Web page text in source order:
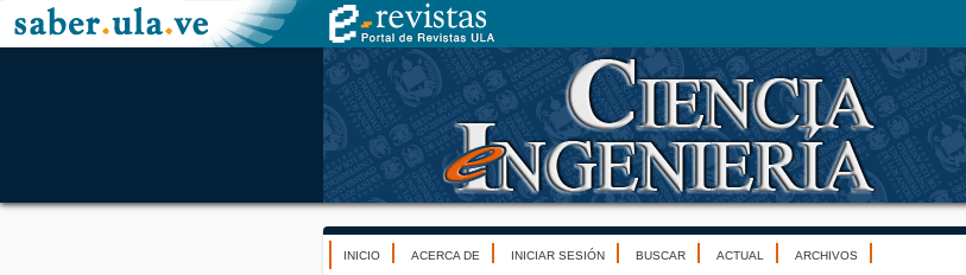
INICIO ACERCA DE INICIAR SESIÓN BUSCAR ACTUAL ARCHIVOS